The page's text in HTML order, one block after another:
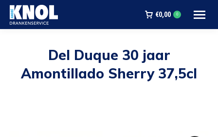
€0,00 0
Del Duque 30 jaar
Amontillado Sherry 37,5cl